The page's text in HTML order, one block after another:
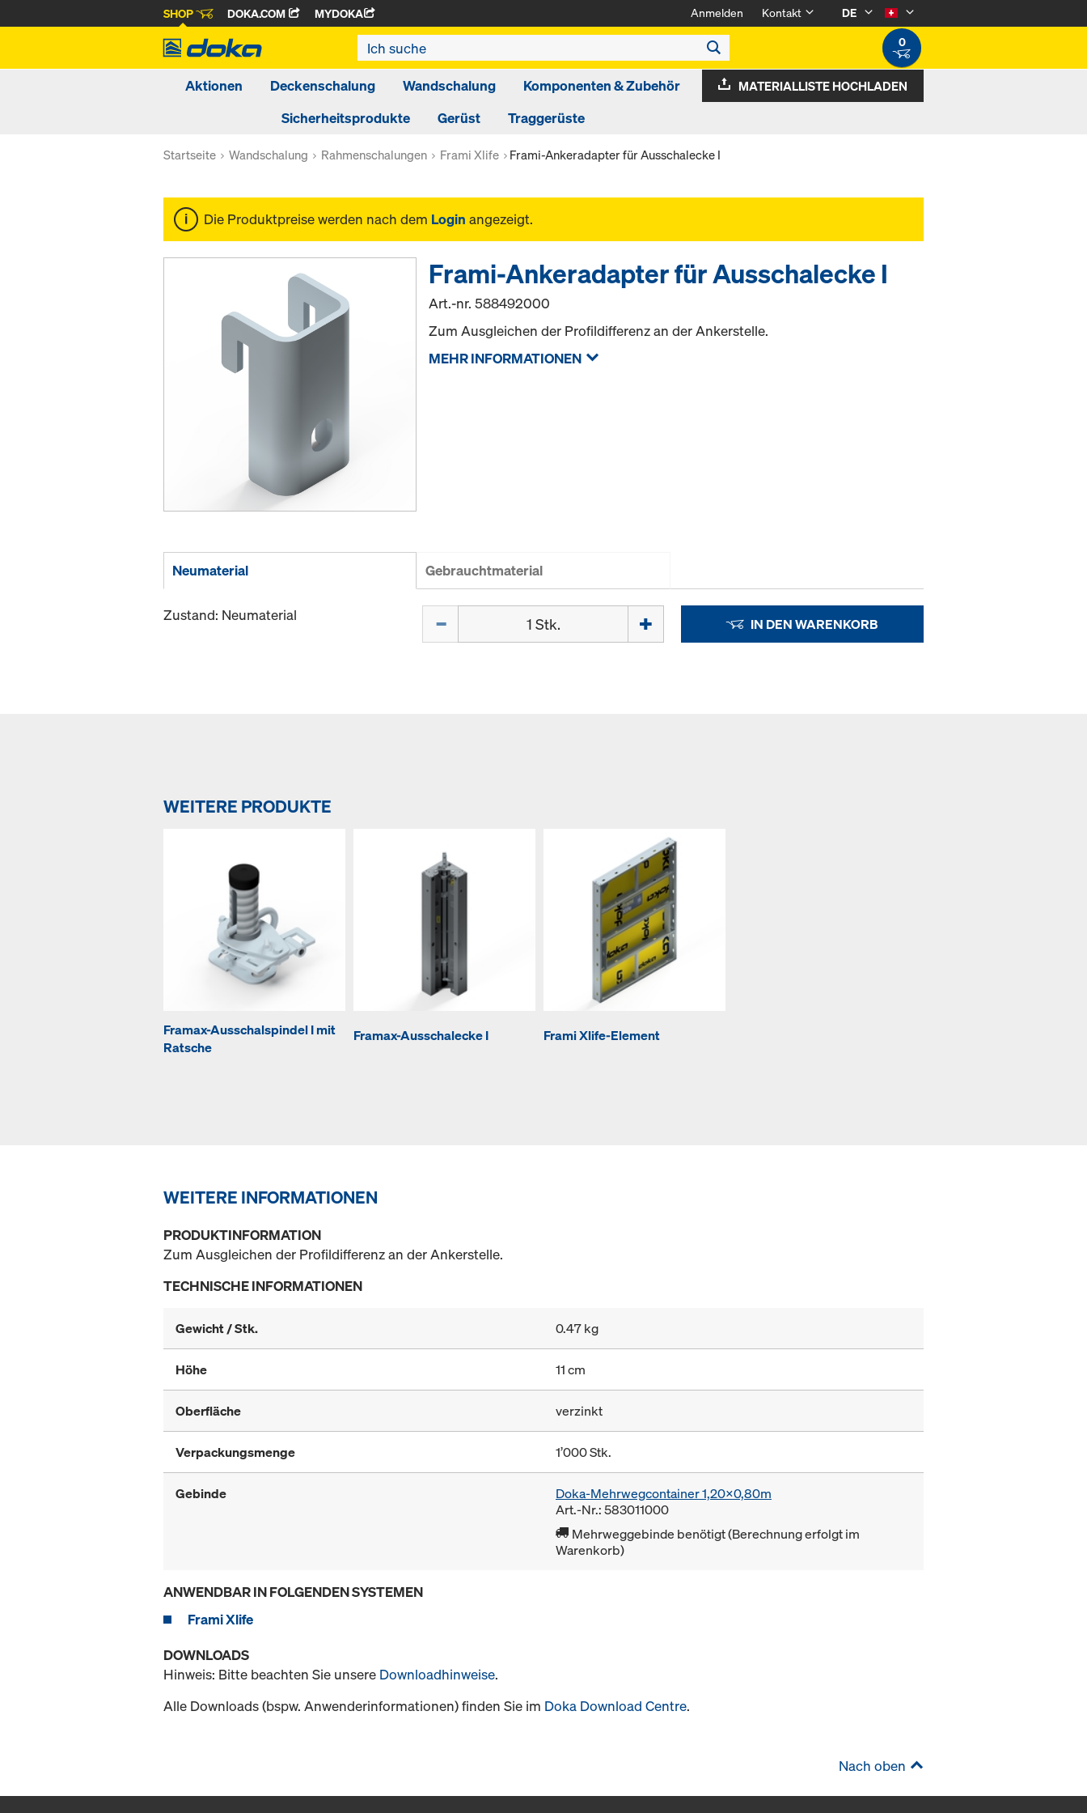
SHOP DOKA.COM MYDOKA Anmelden Kontakt
DE
0
Aktionen Deckenschalung Wandschalung
Komponenten & Zubehör
Sicherheitsprodukte
Gerüst Traggerüste
MATERIALLISTE HOCHLADEN
Startseite Wandschalung Rahmenschalungen Frami Xlife Frami-Ankeradapter für Ausschalecke I
Die Produktpreise werden nach dem Login angezeigt.
Frami-Ankeradapter für Ausschalecke I
Art.-nr.588492000
Zum Ausgleichen der Profildifferenz an der Ankerstelle.
MEHR INFORMATIONEN
Neumaterial Gebrauchtmaterial
Zustand: Neumaterial IN DEN WARENKORB
WEITERE PRODUKTE
Framax-Ausschalspindel I mit
Ratsche
Framax-Ausschalecke I Frami Xlife-Element
WEITERE INFORMATIONEN
PRODUKTINFORMATION
Zum Ausgleichen der Profildifferenz an der Ankerstelle.
TECHNISCHE INFORMATIONEN
Gewicht / Stk. 0.47 kg
Höhe 11 cm
Oberfläche verzinkt
Verpackungsmenge 1’000 Stk.
Gebinde
Doka-Mehrwegcontainer 1,20x0,80m
Art.-Nr.: 583011000
Mehrweggebinde benötigt (Berechnung erfolgt im
Warenkorb)
ANWENDBAR IN FOLGENDEN SYSTEMEN
Frami Xlife
DOWNLOADS
Hinweis: Bitte beachten Sie unsere Downloadhinweise.
Alle Downloads (bspw. Anwenderinformationen) finden Sie im Doka Download Centre.
Nach oben